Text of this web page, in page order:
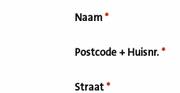
Naam *
Postcode + Huisnr. *
Straat *